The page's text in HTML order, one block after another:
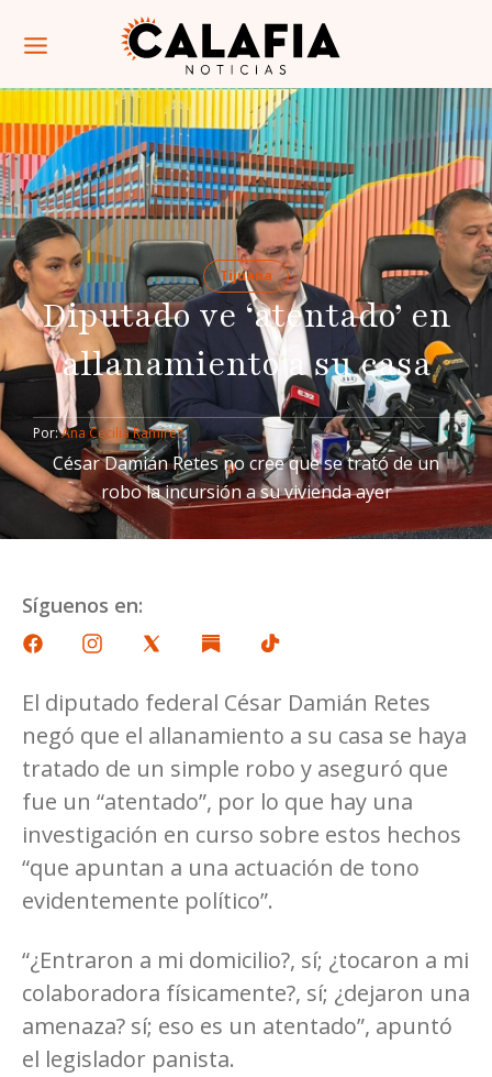
Tijuana
Diputado ve ‘atentado’ en
allanamiento a su casa
Por: Ana Cecilia Ramírez
César Damián Retes no cree que se trató de un
robo la incursión a su vivienda ayer
Síguenos en:
El diputado federal César Damián Retes
negó que el allanamiento a su casa se haya
tratado de un simple robo y aseguró que
fue un “atentado”, por lo que hay una
investigación en curso sobre estos hechos
“que apuntan a una actuación de tono
evidentemente político”.
“¿Entraron a mi domicilio?, sí; ¿tocaron a mi
colaboradora físicamente?, sí; ¿dejaron una
amenaza? sí; eso es un atentado”, apuntó
el legislador panista.